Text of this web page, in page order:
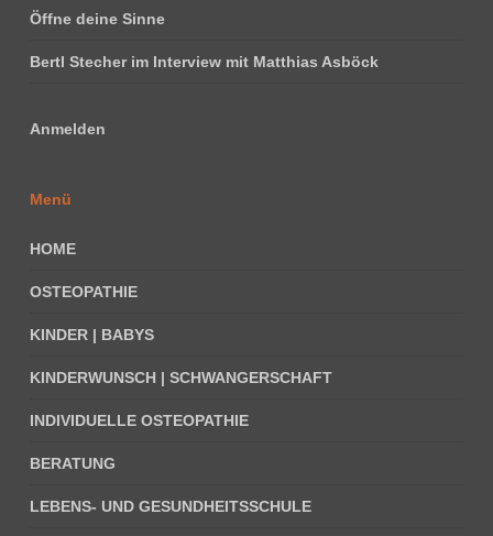
Öffne deine Sinne
Bertl Stecher im Interview mit Matthias Asböck
Anmelden
Menü
HOME
OSTEOPATHIE
KINDER | BABYS
KINDERWUNSCH | SCHWANGERSCHAFT
INDIVIDUELLE OSTEOPATHIE
BERATUNG
LEBENS- UND GESUNDHEITSSCHULE